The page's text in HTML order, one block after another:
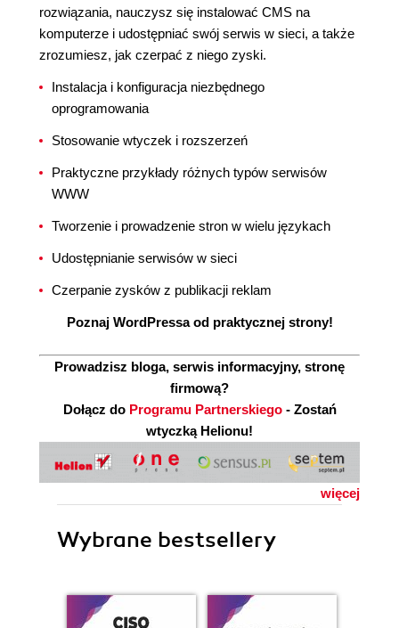
rozwiązania, nauczysz się instalować CMS na
komputerze i udostępniać swój serwis w sieci, a także
zrozumiesz, jak czerpać z niego zyski.
Instalacja i konfiguracja niezbędnego
oprogramowania
Stosowanie wtyczek i rozszerzeń
Praktyczne przykłady różnych typów serwisów
WWW
Tworzenie i prowadzenie stron w wielu językach
Udostępnianie serwisów w sieci
Czerpanie zysków z publikacji reklam
Poznaj WordPressa od praktycznej strony!
Prowadzisz bloga, serwis informacyjny, stronę
firmową?
Dołącz do Programu Partnerskiego- Zostań
wtyczką Helionu!
więcej
Wybrane bestsellery